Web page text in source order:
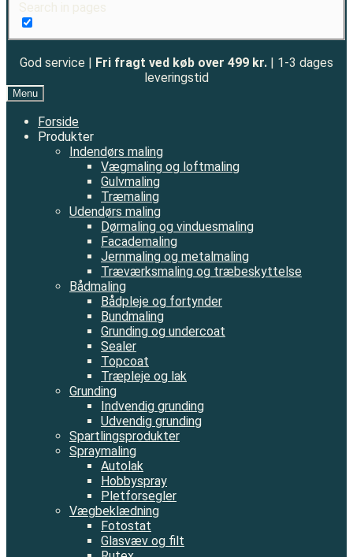
Search in pages
God service | Fri fragt ved køb over 499 kr. | 1-3 dages
leveringstid
Menu
Forside
Produkter
Indendørs maling
Vægmaling og loftmaling
Gulvmaling
Træmaling
Udendørs maling
Dørmaling og vinduesmaling
Facademaling
Jernmaling og metalmaling
Træværksmaling og træbeskyttelse
Bådmaling
Bådpleje og fortynder
Bundmaling
Grunding og undercoat
Sealer
Topcoat
Træpleje og lak
Grunding
Indvendig grunding
Udvendig grunding
Spartlingsprodukter
Spraymaling
Autolak
Hobbyspray
Pletforsegler
Vægbeklædning
Fotostat
Glasvæv og filt